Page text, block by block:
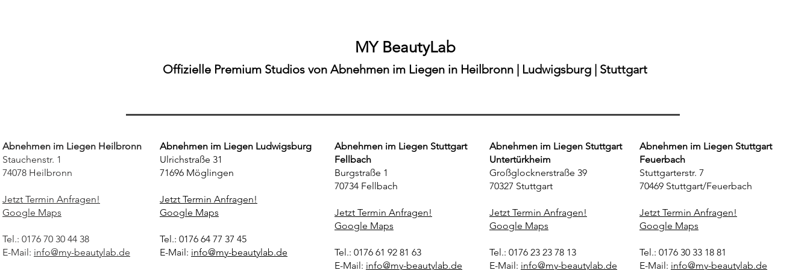
MY BeautyLab
Offizielle Premium Studios von Abnehmen im Liegen in Heilbronn | Ludwigsburg | Stuttgart
Abnehmen im Liegen Heilbronn
Stauchenstr. 1
74078 Heilbronn
Jetzt Termin Anfragen!
Google Maps
Tel.: 0176 70 30 44 38
E-Mail: info@my-beautylab.de
Abnehmen im Liegen Ludwigsburg
Ulrichstraße 31
71696 Möglingen
Jetzt Termin Anfragen!
Google Maps
Tel.: 0176 64 77 37 45
E-Mail: info@my-beautylab.de
Abnehmen im Liegen Stuttgart
Fellbach
Burgstraße 1
70734 Fellbach
Jetzt Termin Anfragen!
Google Maps
Tel.: 0176 61 92 81 63
E-Mail: info@my-beautylab.de
Abnehmen im Liegen Stuttgart
Untertürkheim
Großglocknerstraße 39
70327 Stuttgart
Jetzt Termin Anfragen!
Google Maps
Tel.: 0176 23 23 78 13
E-Mail: info@my-beautylab.de
Abnehmen im Liegen Stuttgart
Feuerbach
Stuttgarterstr. 7
70469 Stuttgart/Feuerbach
Jetzt Termin Anfragen!
Google Maps
Tel.: 0176 30 33 18 81
E-Mail: info@my-beautylab.de